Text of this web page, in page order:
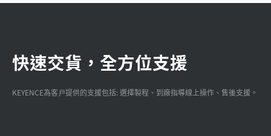
快速交貨，全方位支援
KEYENCE為客戸提供的支援包括: 選擇製程、到廠指導線上操作、售後支援。